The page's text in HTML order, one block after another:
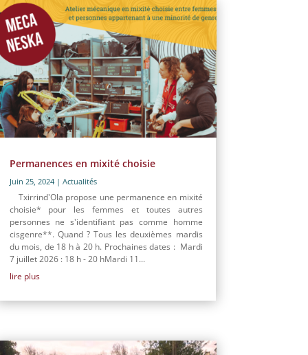
Permanences en mixité choisie
Juin 25, 2024| Actualités
Txirrind'Ola propose une permanence en mixité
choisie* pour les femmes et toutes autres
personnes ne s'identifiant pas comme homme
cisgenre**. Quand ? Tous les deuxièmes mardis
du mois, de 18 h à 20 h. Prochaines dates : Mardi
7 juillet 2026 : 18 h - 20 hMardi 11...
lire plus